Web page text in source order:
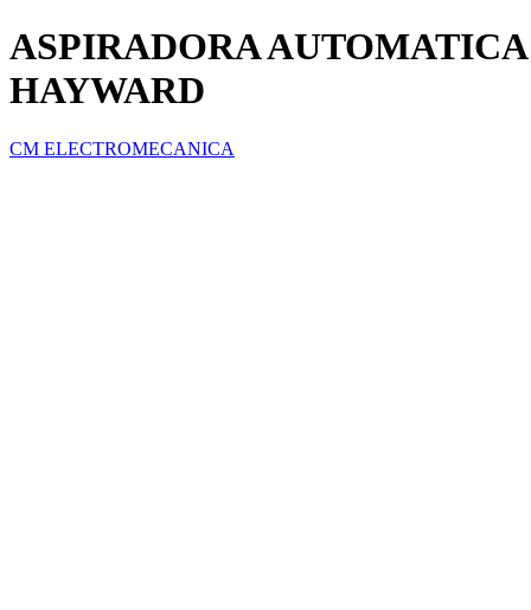
ASPIRADORA
HAYWARD
CM ELECTROMECANICA